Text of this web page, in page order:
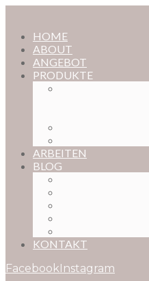
HOME
ABOUT
ANGEBOT
PRODUKTE
ARBEITEN
BLOG
KONTAKT
FacebookInstagram